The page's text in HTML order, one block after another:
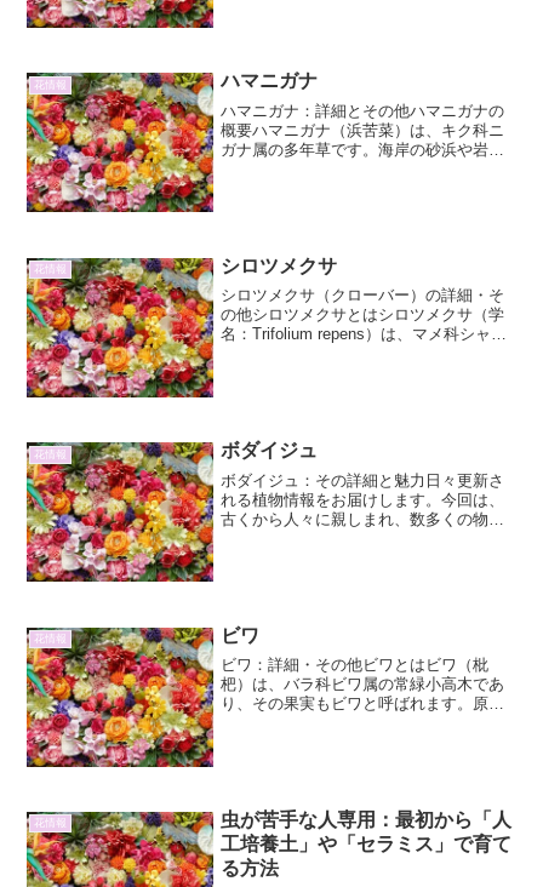
花情報 ハマニガナ
ハマニガナ：詳細とその他ハマニガナの
概要ハマニガナ（浜苦菜）は、キク科ニ
ガナ属の多年草です。海岸の砂浜や岩場
花情報 シロツメクサ
シロツメクサ（クローバー）の詳細・そ
の他シロツメクサとはシロツメクサ（学
名：Trifolium repens）は、マメ科シャジ
花情報 ボダイジュ
ボダイジュ：その詳細と魅力日々更新さ
れる植物情報をお届けします。今回は、
古くから人々に親しまれ、数多くの物語
花情報 ビワ
ビワ：詳細・その他ビワとはビワ（枇
杷）は、バラ科ビワ属の常緑小高木であ
り、その果実もビワと呼ばれます。原産
花情報
虫が苦手な人専用：最初から「人
工培養土」や「セラミス」で育て
る方法